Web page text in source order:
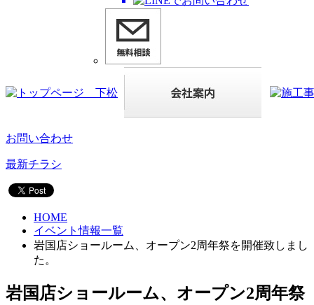
お問い合わせ
最新チラシ
HOME
イベント情報一覧
岩国店ショールーム、オープン2周年祭を開催致しまし
た。
岩国店ショールーム、オープン2周年祭